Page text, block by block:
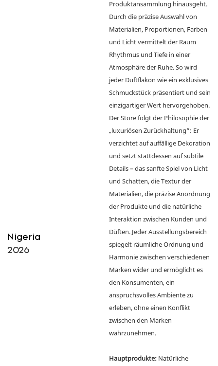
Nigeria
2026
Produktansammlung hinausgeht.
Durch die präzise Auswahl von
Materialien, Proportionen, Farben
und Licht vermittelt der Raum
Rhythmus und Tiefe in einer
Atmosphäre der Ruhe. So wird
jeder Duftflakon wie ein exklusives
Schmuckstück präsentiert und sein
einzigartiger Wert hervorgehoben.
Der Store folgt der Philosophie der
„luxuriösen Zurückhaltung“: Er
verzichtet auf auffällige Dekoration
und setzt stattdessen auf subtile
Details – das sanfte Spiel von Licht
und Schatten, die Textur der
Materialien, die präzise Anordnung
der Produkte und die natürliche
Interaktion zwischen Kunden und
Düften. Jeder Ausstellungsbereich
spiegelt räumliche Ordnung und
Harmonie zwischen verschiedenen
Marken wider und ermöglicht es
den Konsumenten, ein
anspruchsvolles Ambiente zu
erleben, ohne einen Konflikt
zwischen den Marken
wahrzunehmen.
Hauptprodukte: Natürliche